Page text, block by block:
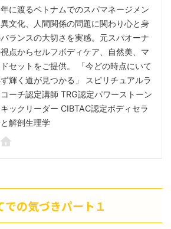
年に渡るベトナムでのスパマネージメン
異文化、人間関係の問題に関わり心と身
ランスの大切さを実感。元スパオーナ
点からセルフボディケア、自然美、マ
セットをご提供。 「今どの時点にいて
輝く道が見つかる」 スピリチュアルラ
ーチ認定講師 TRG認定パワーストーン
ックリーダー CIBTAC認定ボディセラ
解剖生理学
での気づきパート１